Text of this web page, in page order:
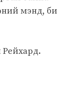
мэнд, би